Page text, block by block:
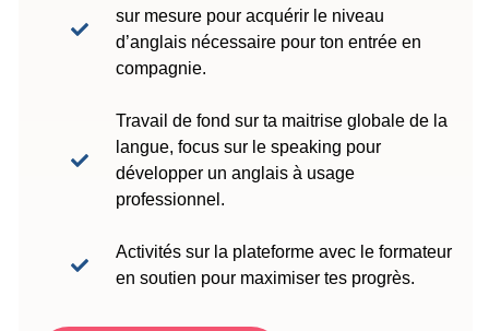
sur mesure pour acquérir le niveau
d’anglais nécessaire pour ton entrée en
compagnie.
Travail de fond sur ta maitrise globale de la
langue, focus sur le speaking pour
développer un anglais à usage
professionnel.
Activités sur la plateforme avec le formateur
en soutien pour maximiser tes progrès.